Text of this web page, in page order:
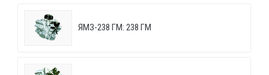
ЯМЗ-238 ГМ: 238 ГМ